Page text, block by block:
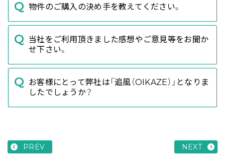
物件のご購入の決め手を教えてください。
当社をご利用頂きました感想やご意見等をお聞か
せ下さい。
お客様にとって弊社は「追風（OIKAZE）」となりま
したでしょうか？
PREV NEXT